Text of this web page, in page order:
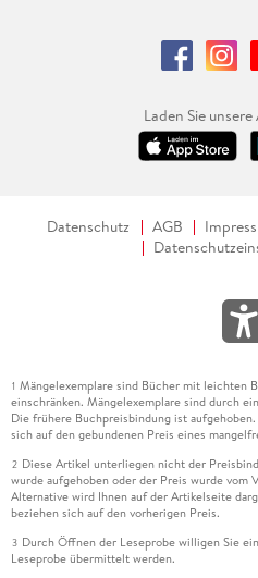
Laden Sie
Datenschutz AGB
1 Mängelexemplare sind Bücher mit leichten
einschränken. Mängelexemplare sind durch
Die frühere Buchpreisbindung ist
sich auf den gebundenen Preis eines
2 Diese Artikel unterliegen nicht der
wurde aufgehoben oder der Preis wurde vom
Alternative wird Ihnen auf der Artikelseite
beziehen sich auf den vorherigen Preis.
3 Durch Öffnen der Leseprobe willigen Sie
Leseprobe übermittelt werden.